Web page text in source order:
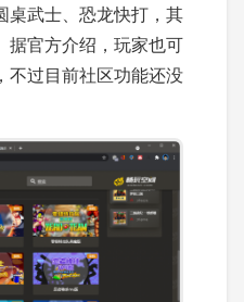
桌武士、恐龙快打，其
据官方介绍，玩家也可
不过目前社区功能还没